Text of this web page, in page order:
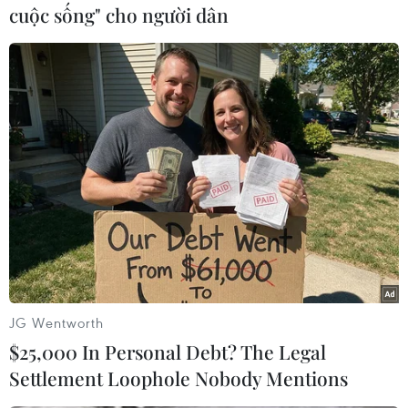
như quản lý đất đai, cấp phép xây dựng, văn
hóa, y tế, giáo dục...
Ngoài ra, địa giới hành chính như trước đây làm
ảnh hưởng đến người dân trong việc thực hiện
các giao dịch hành chính và thực hiện các nghĩa
vụ của công dân đối với cơ quan Nhà nước ở địa
phương.
Phía Ủy ban Nhân dân thành phố Hà Nội cũng
đã báo cáo xin ý kiến Bộ Nội vụ về chủ trương
điều chỉnh địa giới hành chính khu vực các tổ
dân phố nằm ngoài địa giới hành chính quận
Cầu Giấy và đã được Bộ Nội vụ có văn bản thống
nhất với chủ trương điều chỉnh địa giới hành
chính nêu trên.
cuộc sống" cho người dân
JG Wentworth
$25,000 In Personal Debt? The Legal
Settlement Loophole Nobody Mentions